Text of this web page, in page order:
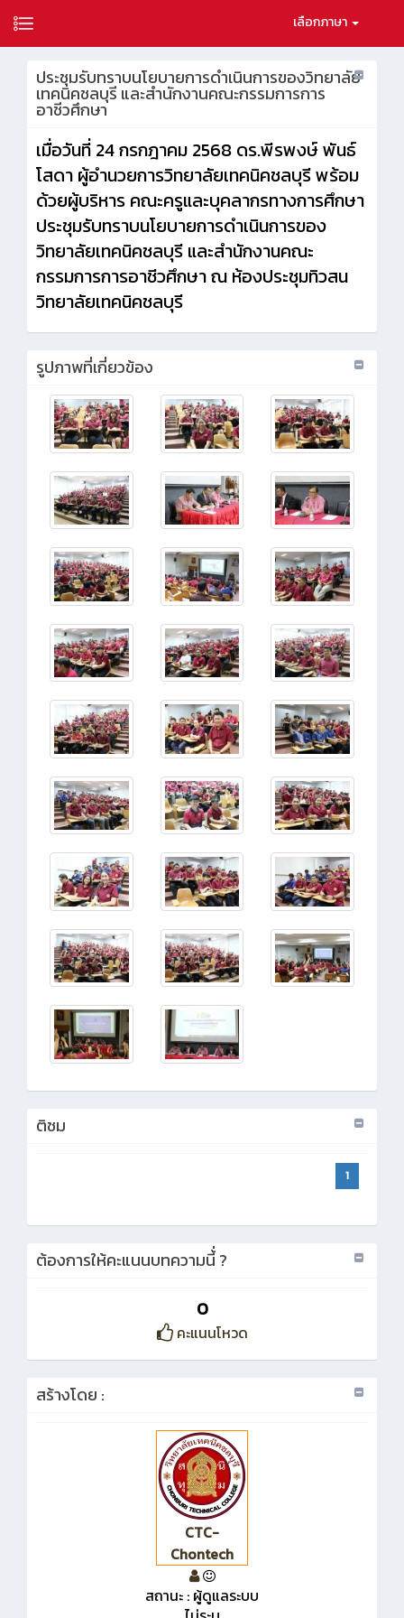
เลือกภาษา
ประชุมรับทราบนโยบายการดำเนินการของวิทยาลัย
เทคนิคชลบุรี และสำนักงานคณะกรรมการการ
อาชีวศึกษา
เมื่อวันที่ 24 กรกฎาคม 2568 ดร.พีรพงษ์ พันธ์
โสดา ผู้อำนวยการวิทยาลัยเทคนิคชลบุรี พร้อม
ด้วยผู้บริหาร คณะครูและบุคลากรทางการศึกษา
ประชุมรับทราบนโยบายการดำเนินการของ
วิทยาลัยเทคนิคชลบุรี และสำนักงานคณะ
กรรมการการอาชีวศึกษา ณ ห้องประชุมทิวสน
วิทยาลัยเทคนิคชลบุรี
รูปภาพที่เกี่ยวข้อง
ติชม
1
ต้องการให้คะแนนบทความนี้่ ?
0
คะแนนโหวด
สร้างโดย :
CTC-
Chontech
สถานะ : ผู้ดูแลระบบ